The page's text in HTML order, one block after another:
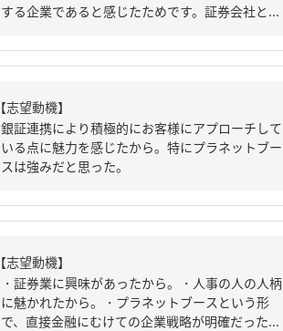
する企業であると感じたためです。証券会社と...
【志望動機】
銀証連携により積極的にお客様にアプローチして
いる点に魅力を感じたから。特にプラネットブー
スは強みだと思った。
【志望動機】
・証券業に興味があったから。・人事の人の人柄
に魅かれたから。・プラネットブースという形
で、直接金融にむけての企業戦略が明確だった...